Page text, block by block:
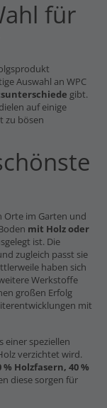
für
Auswahl an WPC
gibt.
auf einige
zu bösen
Orte im Garten und
mit Holz oder
ist. Die
zugleich passt sie
haben sich
Werkstoffe
großen Erfolg
mit
einer speziellen
verzichtet wird.
% Holzfasern, 40 %
diese sorgen für